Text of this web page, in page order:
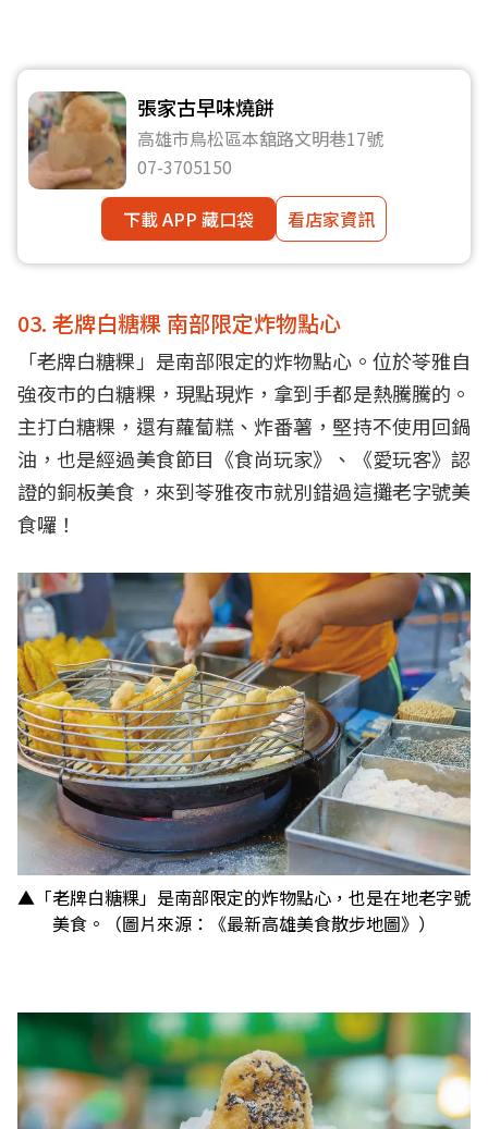
張家古早味燒餅
高雄市鳥松區本舘路文明巷17號
07-3705150
下載 APP 藏口袋
看店家資訊
03. 老牌白糖粿 南部限定炸物點心
「老牌白糖粿」是南部限定的炸物點心。位於苓雅自
強夜市的白糖粿，現點現炸，拿到手都是熱騰騰的。
主打白糖粿，還有蘿蔔糕、炸番薯，堅持不使用回鍋
油，也是經過美食節目《食尚玩家》、《愛玩客》認
證的銅板美食，來到苓雅夜市就別錯過這攤老字號美
食囉！
▲「老牌白糖粿」是南部限定的炸物點心，也是在地老字號
美食。（圖片來源：《最新高雄美食散步地圖》）